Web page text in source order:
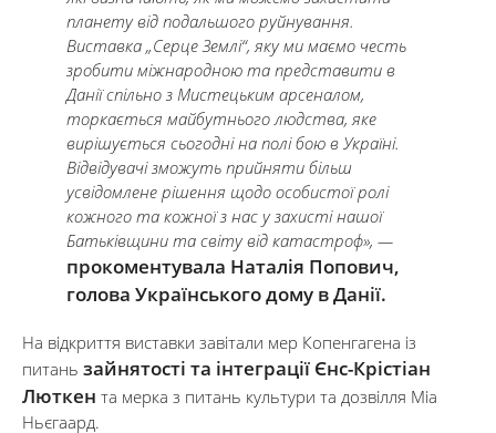
планету від подальшого руйнування.
Виставка „Серце Землі“, яку ми маємо честь
зробити міжнародною та представити в
Данії спільно з Мистецьким арсеналом,
торкається майбутнього людства, яке
вирішується сьогодні на полі бою в Україні.
Відвідувачі зможуть прийняти більш
усвідомлене рішення щодо особистої ролі
кожного та кожної з нас у захисті нашої
Батьківщини та світу від катастроф», —
прокоментувала Наталія Попович,
голова Українського дому в Данії.
На відкриття виставки завітали мер Копенгагена із
питань зайнятості та інтеграції Єнс-Крістіан
Люткен та мерка з питань культури та дозвілля Міа
Ньєгаард.